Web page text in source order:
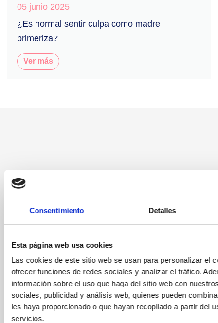
Consentimiento Detalles
Esta página web usa cookies
Las cookies de este sitio web se usan para personalizar el
ofrecer funciones de redes sociales y analizar el tráfico.
información sobre el uso que haga del sitio web con
sociales, publicidad y análisis web, quienes pueden
les haya proporcionado o que hayan recopilado a partir del
servicios.
05 junio 2025
¿Es normal sentir culpa como madre
primeriza?
Ver más
cualquier duda o comentarnos lo que quieras de
nuestros servicios
Magdalena: 665 32 18 73
Email: info@babysalus.es